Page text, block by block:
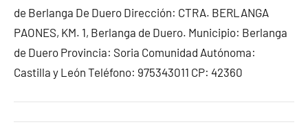
de Berlanga De Duero Dirección: CTRA. BERLANGA
PAONES, KM. 1, Berlanga de Duero. Municipio: Berlanga
de Duero Provincia: Soria Comunidad Autónoma:
Castilla y León Teléfono: 975343011 CP: 42360